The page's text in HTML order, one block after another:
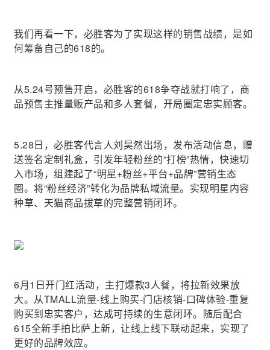
我们再看一下，必胜客为了实现这样的销售战绩，是如
何筹备自己的618的。
从5.24号预售开启，必胜客的618争夺战就打响了，商
品预售主推量贩产品和多人套餐，开局圈定忠实顾客。
5.28日，必胜客代言人刘昊然出场，发布活动信息，赠
送签名定制礼盒，引发年轻粉丝的“打榜”热情，快速切
入市场，组建起了“明星+粉丝+平台+品牌”营销生态
圈。将“粉丝经济”转化为品牌私域流量。实现明星内容
种草、天猫商品拔草的完整营销闭环。
6月1日开门红活动，主打爆款3人餐，将拉新效果放
大。从TMALL流量-线上购买-门店核销-口碑体验-重复
购买到忠实客户，达成可持续的生意闭环。随后配合
615全新手拍比萨上新，让线上线下联动起来，实现了
更好的品牌效应。